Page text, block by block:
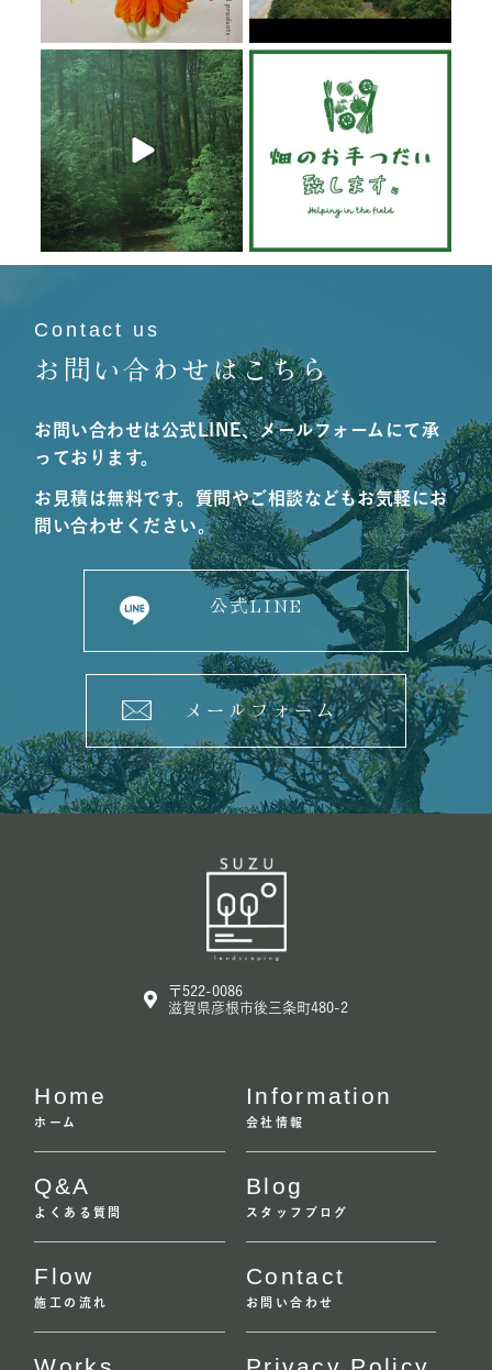
6月 20
6月 19
Contact us
お問い合わせはこちら
お問い合わせは公式LINE、メールフォームにて承
っております。
お見積は無料です。質問やご相談などもお気軽にお
問い合わせください。
公式LINE
メールフォーム
〒522-0086
滋賀県彦根市後三条町480-2
Home
ホーム
Q&A
よくある質問
Flow
施工の流れ
Information
会社情報
Blog
スタッフブログ
Contact
お問い合わせ